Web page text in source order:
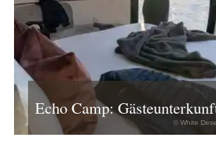
© White
Echo Camp: